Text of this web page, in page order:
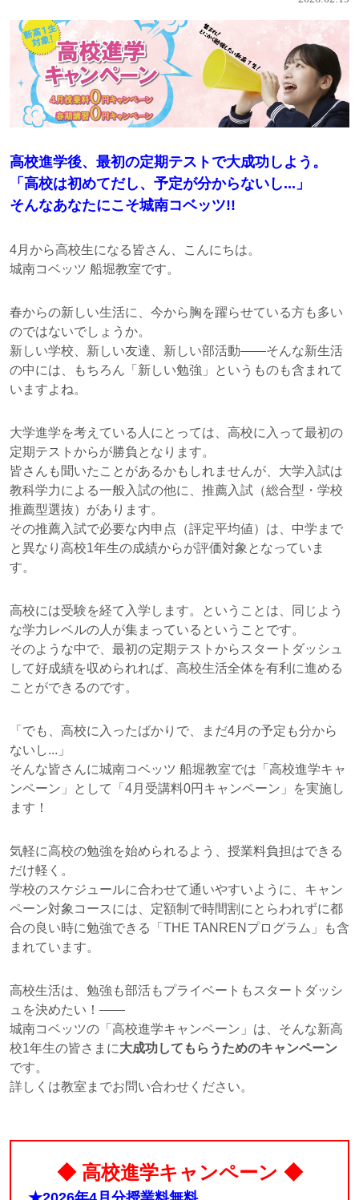
高校進学後、最初の定期テストで大成功しよう。
「高校は初めてだし、予定が分からないし...」
そんなあなたにこそ城南コベッツ!!
4月から高校生になる皆さん、こんにちは。
城南コベッツ 船堀教室です。
春からの新しい生活に、今から胸を躍らせている方も多い
のではないでしょうか。
新しい学校、新しい友達、新しい部活動
そんな新生活
の中には、もちろん「新しい勉強」というものも含まれて
いますよね。
大学進学を考えている人にとっては、高校に入って最初の
定期テストからが勝負となります。
皆さんも聞いたことがあるかもしれませんが、大学入試は
教科学力による一般入試の他に、推薦入試（総合型・学校
推薦型選抜）があります。
その推薦入試で必要な内申点（評定平均値）は、中学まで
と異なり高校1年生の成績からが評価対象となっていま
す。
高校には受験を経て入学します。ということは、同じよう
な学力レベルの人が集まっているということです。
そのような中で、最初の定期テストからスタートダッシュ
して好成績を収められれば、高校生活全体を有利に進める
ことができるのです。
「でも、高校に入ったばかりで、まだ4月の予定も分から
ないし...」
そんな皆さんに城南コベッツ 船堀教室では「高校進学キャ
ンペーン」として「4月受講料0円キャンペーン」を実施し
ます！
気軽に高校の勉強を始められるよう、授業料負担はできる
だけ軽く。
学校のスケジュールに合わせて通いやすいように、キャン
ペーン対象コースには、定額制で時間割にとらわれずに都
合の良い時に勉強できる「THE TANRENプログラム」も含
まれています。
高校生活は、勉強も部活もプライベートもスタートダッシ
ュを決めたい！
城南コベッツの「高校進学キャンペーン」は、そんな新高
校1年生の皆さまに大成功してもらうためのキャンペーン
です。
詳しくは教室までお問い合わせください。
◆ 高校進学キャンペーン ◆